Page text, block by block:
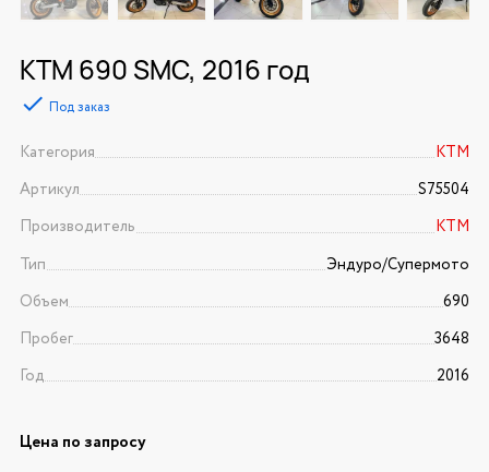
KTM 690 SMC, 2016 год
Под заказ
Категория
KTM
Артикул
S75504
Производитель
KTM
Тип
Эндуро/Супермото
Объем
690
Пробег
3648
Год
2016
Цена по запросу